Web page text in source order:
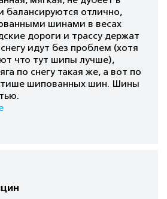
отлично,
шинами в весах
дороги и трассу держат
идут без проблем (хотя
что тут шипы лучше),
по снегу такая же, а вот по
шипованных шин. Шины